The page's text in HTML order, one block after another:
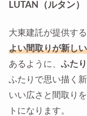
LUTAN（ルタン）
大東建託が提供す
よい間取りが新し
あるように、 ふた
ふたりで思い描く
いい広さと間取り
トになります。